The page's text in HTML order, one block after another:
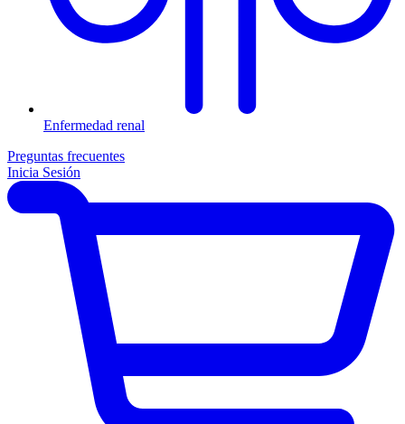
Enfermedad renal
Preguntas frecuentes
Inicia Sesión